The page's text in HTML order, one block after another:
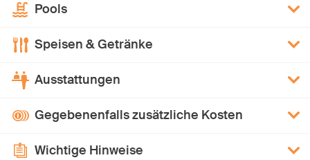
Pools
Speisen & Getränke
Ausstattungen
Gegebenenfalls zusätzliche Kosten
Wichtige Hinweise